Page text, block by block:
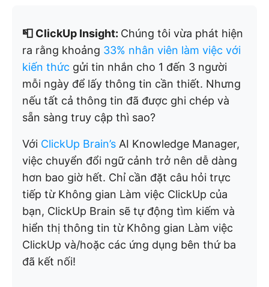
📮 ClickUp Insight: Chúng tôi vừa phát hiện
ra rằng khoảng 33% nhân viên làm việc với
kiến thức gửi tin nhắn cho 1 đến 3 người
mỗi ngày để lấy thông tin cần thiết. Nhưng
nếu tất cả thông tin đã được ghi chép và
sẵn sàng truy cập thì sao?
Với ClickUp Brain’s AI Knowledge Manager,
việc chuyển đổi ngữ cảnh trở nên dễ dàng
hơn bao giờ hết. Chỉ cần đặt câu hỏi trực
tiếp từ Không gian Làm việc ClickUp của
bạn, ClickUp Brain sẽ tự động tìm kiếm và
hiển thị thông tin từ Không gian Làm việc
ClickUp và/hoặc các ứng dụng bên thứ ba
đã kết nối!